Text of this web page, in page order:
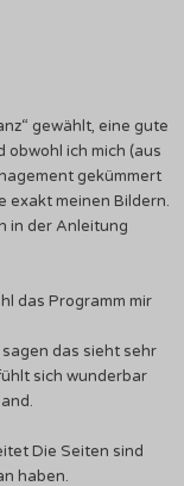
gewählt, eine gute
obwohl ich mich (aus
gekümmert
exakt meinen Bildern.
in der Anleitung
das Programm mir
das sieht sehr
sich wunderbar
Die Seiten sind
haben.